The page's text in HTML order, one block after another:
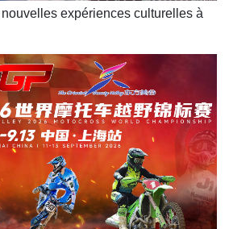
expériences culturelles à